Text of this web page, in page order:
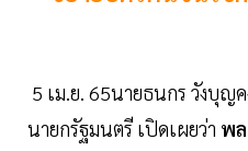
5 เม.ย. 65นายธนกร วังบุญ
นายกรัฐมนตรี เปิดเผยว่า พ